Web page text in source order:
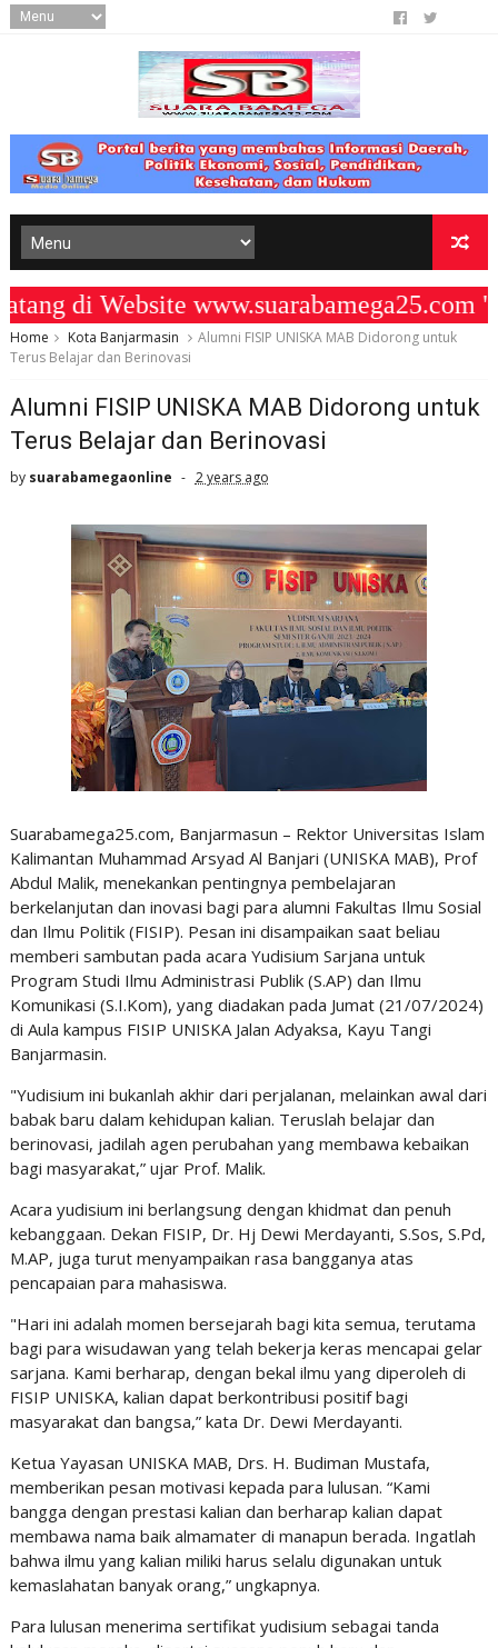
di Website www.suarabamega25.com "
Home Kota Banjarmasin
Alumni FISIP UNISKA MAB Didorong untuk
Terus Belajar dan Berinovasi
Alumni FISIP UNISKA MAB Didorong untuk
Terus Belajar dan Berinovasi
by suarabamegaonline 2 years ago
Suarabamega25.com, Banjarmasun – Rektor Universitas Islam
Kalimantan Muhammad Arsyad Al Banjari (UNISKA MAB), Prof
Abdul Malik, menekankan pentingnya pembelajaran
berkelanjutan dan inovasi bagi para alumni Fakultas Ilmu Sosial
dan Ilmu Politik (FISIP). Pesan ini disampaikan saat beliau
memberi sambutan pada acara Yudisium Sarjana untuk
Program Studi Ilmu Administrasi Publik (S.AP) dan Ilmu
Komunikasi (S.I.Kom), yang diadakan pada Jumat (21/07/2024)
di Aula kampus FISIP UNISKA Jalan Adyaksa, Kayu Tangi
Banjarmasin.
"Yudisium ini bukanlah akhir dari perjalanan, melainkan awal dari
babak baru dalam kehidupan kalian. Teruslah belajar dan
berinovasi, jadilah agen perubahan yang membawa kebaikan
bagi masyarakat,” ujar Prof. Malik.
Acara yudisium ini berlangsung dengan khidmat dan penuh
kebanggaan. Dekan FISIP, Dr. Hj Dewi Merdayanti, S.Sos, S.Pd,
M.AP, juga turut menyampaikan rasa bangganya atas
pencapaian para mahasiswa.
"Hari ini adalah momen bersejarah bagi kita semua, terutama
bagi para wisudawan yang telah bekerja keras mencapai gelar
sarjana. Kami berharap, dengan bekal ilmu yang diperoleh di
FISIP UNISKA, kalian dapat berkontribusi positif bagi
masyarakat dan bangsa,” kata Dr. Dewi Merdayanti.
Ketua Yayasan UNISKA MAB, Drs. H. Budiman Mustafa,
memberikan pesan motivasi kepada para lulusan. “Kami
bangga dengan prestasi kalian dan berharap kalian dapat
membawa nama baik almamater di manapun berada. Ingatlah
bahwa ilmu yang kalian miliki harus selalu digunakan untuk
kemaslahatan banyak orang,” ungkapnya.
Para lulusan menerima sertifikat yudisium sebagai tanda